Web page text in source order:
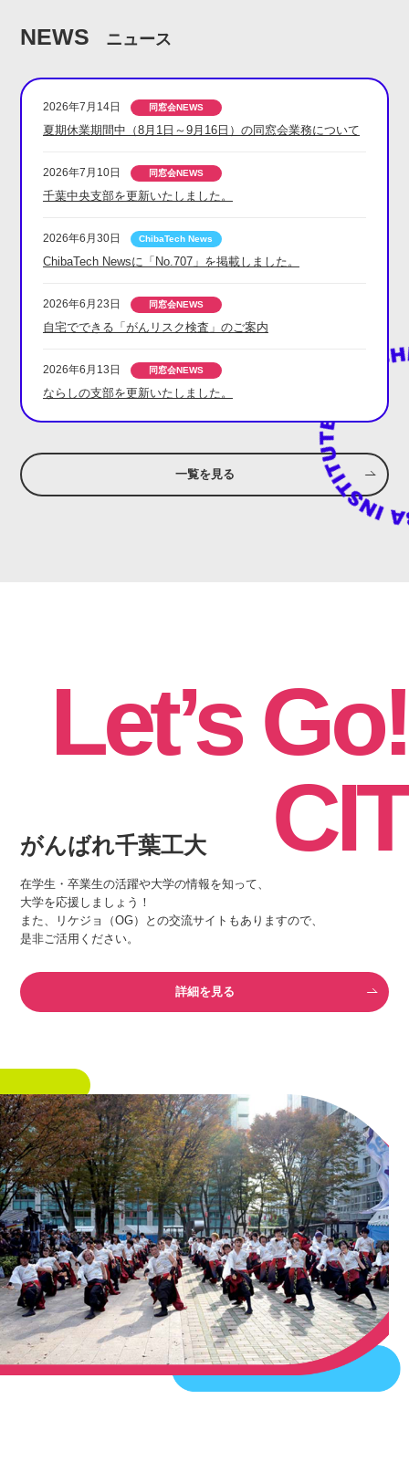
NEWS ニュース
2026年7月14日
夏期休業期間中（8月1日～9月16日）の同窓会業務について
2026年7月10日
千葉中央支部を更新いたしました。
2026年6月30日
ChibaTech Newsに「No.707」を掲載しました。
2026年6月23日
自宅でできる「がんリスク検査」のご案内
2026年6月13日
ならしの支部を更新いたしました。
一覧を見る
Let’s Go!
CIT
がんばれ千葉工大
在学生・卒業生の活躍や大学の情報を知って、
大学を応援しましょう！
また、リケジョ（OG）との交流サイトもありますので、
是非ご活用ください。
詳細を見る